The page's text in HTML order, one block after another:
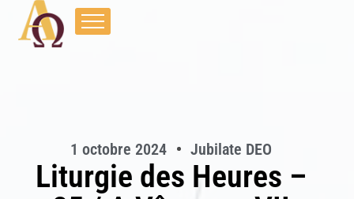
1 octobre 2024 Jubilate DEO
Liturgie des Heures –